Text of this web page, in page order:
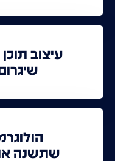
עיצוב
שתשנה